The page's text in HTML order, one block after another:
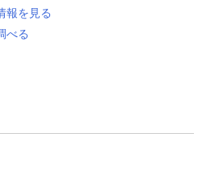
報を見る
べる